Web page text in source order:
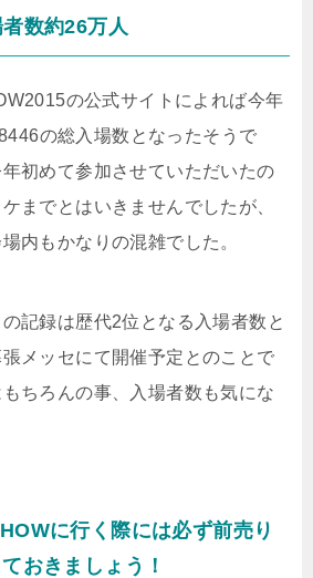
数約26万人
の公式サイトによれば今年
の総入場数となったそうで
初めて参加させていただいたの
までとはいきませんでしたが、
内もかなりの混雑でした。
記録は歴代2位となる入場者数と
メッセにて開催予定とのことで
ちろんの事、入場者数も気にな
に行く際には必ず前売り
おきましょう！